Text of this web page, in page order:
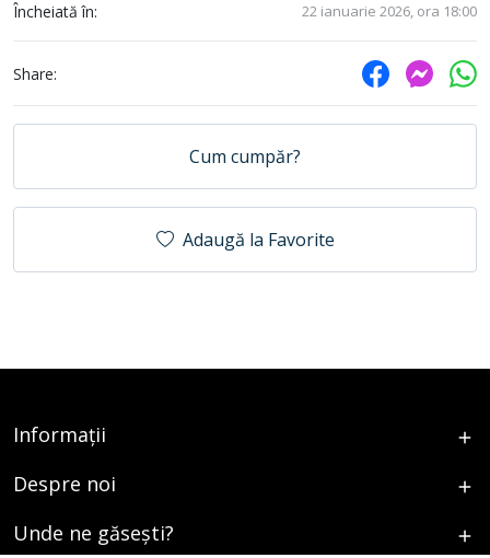
Încheiată în: 22 ianuarie 2026, ora 18:00
Share:
Cum cumpăr?
Adaugă la Favorite
Informații
Despre noi
Unde ne găsești?